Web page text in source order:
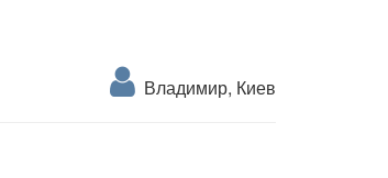
Владимир, Киев